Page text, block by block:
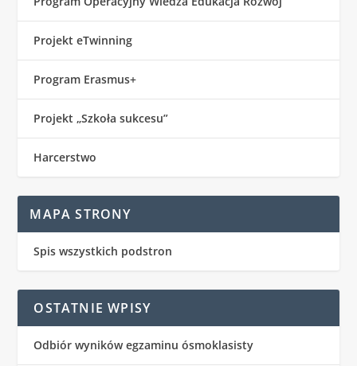
Projekt eTwinning
Program Erasmus+
Projekt „Szkoła sukcesu”
Harcerstwo
MAPA STRONY
Spis wszystkich podstron
OSTATNIE WPISY
Odbiór wyników egzaminu ósmoklasisty